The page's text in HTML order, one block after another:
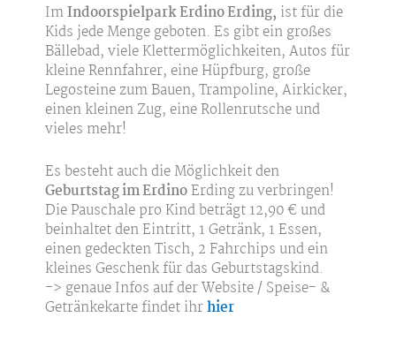
ImIndoorspielpark Erdino Erding, ist für die
Kids jede Menge geboten. Es gibt ein großes
Bällebad, viele Klettermöglichkeiten, Autos für
kleine Rennfahrer, eine Hüpfburg, große
Legosteine zum Bauen, Trampoline, Airkicker,
einen kleinen Zug, eine Rollenrutsche und
vieles mehr!
Es besteht auch die Möglichkeit den
Geburtstag im ErdinoErding zu verbringen!
Die Pauschale pro Kind beträgt 12,90 € und
beinhaltet den Eintritt, 1 Getränk, 1 Essen,
einen gedeckten Tisch, 2 Fahrchips und ein
kleines Geschenk für das Geburtstagskind.
-> genaue Infos auf der Website / Speise- &
Getränkekarte findet ihrhier